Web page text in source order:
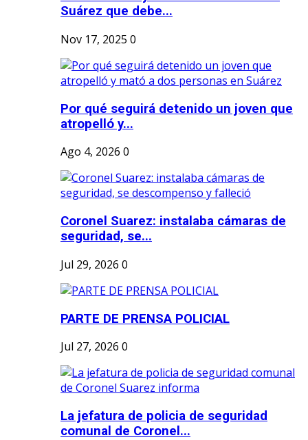
Suárez que debe...
Nov 17, 2025 0
Por qué seguirá detenido un joven que
atropelló y...
Ago 4, 2026 0
Coronel Suarez: instalaba cámaras de
seguridad, se...
Jul 29, 2026 0
PARTE DE PRENSA POLICIAL
Jul 27, 2026 0
La jefatura de policia de seguridad
comunal de Coronel...